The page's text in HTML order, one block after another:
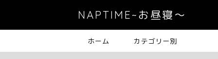
NAPTIME~お昼寝〜
ホーム カテゴリー別